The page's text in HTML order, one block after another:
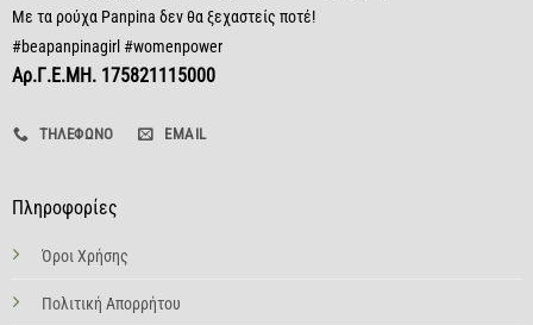
Με τα ρούχα Panpina δεν θα ξεχαστείς ποτέ!
#beapanpinagirl #womenpower
Αρ.Γ.Ε.ΜΗ. 175821115000
ΤΗΛΈΦΩΝΟ EMAIL
Πληροφορίες
Όροι Χρήσης
Πολιτική Απορρήτου